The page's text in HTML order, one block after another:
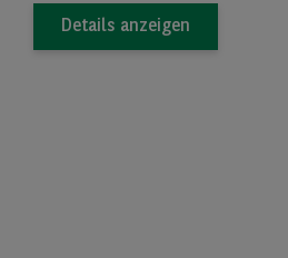
Details anzeigen